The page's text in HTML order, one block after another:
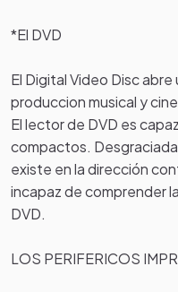
*El DVD
El Digital Video Disc
produccion musical y
El lector de DVD es
compactos.
existe en la dirección
incapaz de comprender
DVD.
LOS PERIFERICOS